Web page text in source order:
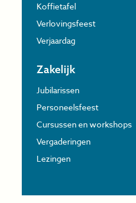
Koffietafel
Verlovingsfeest
Verjaardag
Zakelijk
Jubilarissen
Personeelsfeest
Cursussen en workshops
Vergaderingen
Lezingen